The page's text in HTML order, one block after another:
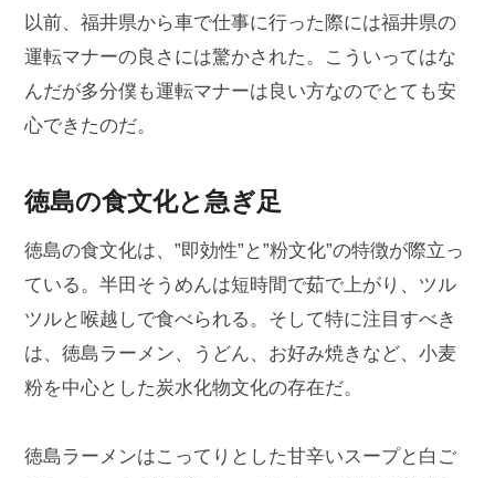
以前、福井県から車で仕事に行った際には福井県の
運転マナーの良さには驚かされた。こういってはな
んだが多分僕も運転マナーは良い方なのでとても安
心できたのだ。
徳島の食文化と急ぎ足
徳島の食文化は、”即効性”と”粉文化”の特徴が際立っ
ている。半田そうめんは短時間で茹で上がり、ツル
ツルと喉越しで食べられる。そして特に注目すべき
は、徳島ラーメン、うどん、お好み焼きなど、小麦
粉を中心とした炭水化物文化の存在だ。
徳島ラーメンはこってりとした甘辛いスープと白ご